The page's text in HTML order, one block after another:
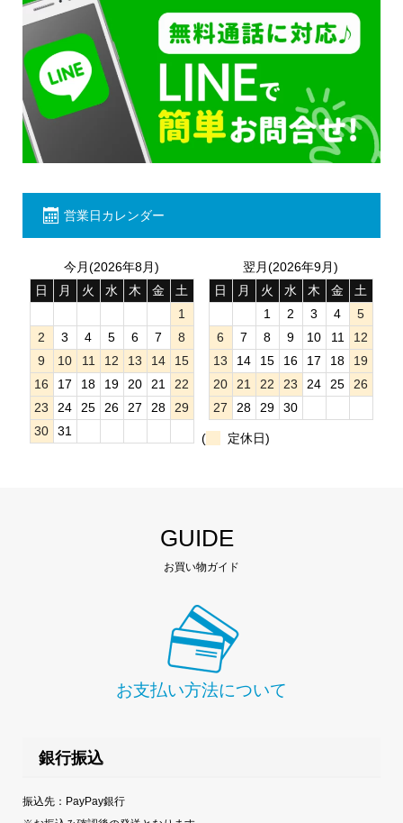
営業日カレンダー
今月(2026年8月)
日
月 火 水 木 金
土
1
2
3 4 5 6 7
8
9
10 11 12 13 14
15
16
17 18 19 20 21
22
23
24 25 26 27 28
29
30
31
翌月(2026年9月)
日
月 火 水 木 金
土
1
2 3 4
5
6
7 8 9 10 11
12
13
14 15 16 17 18
19
20
21 22 23 24 25
26
27
28 29 30
( 定休日)
GUIDE
お買い物ガイド
お支払い方法について
銀行振込
振込先：PayPay銀行